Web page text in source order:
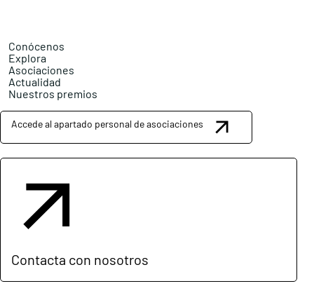
Conócenos
Explora
Asociaciones
Actualidad
Nuestros premios
Accede al apartado personal de asociaciones
Contacta con nosotros